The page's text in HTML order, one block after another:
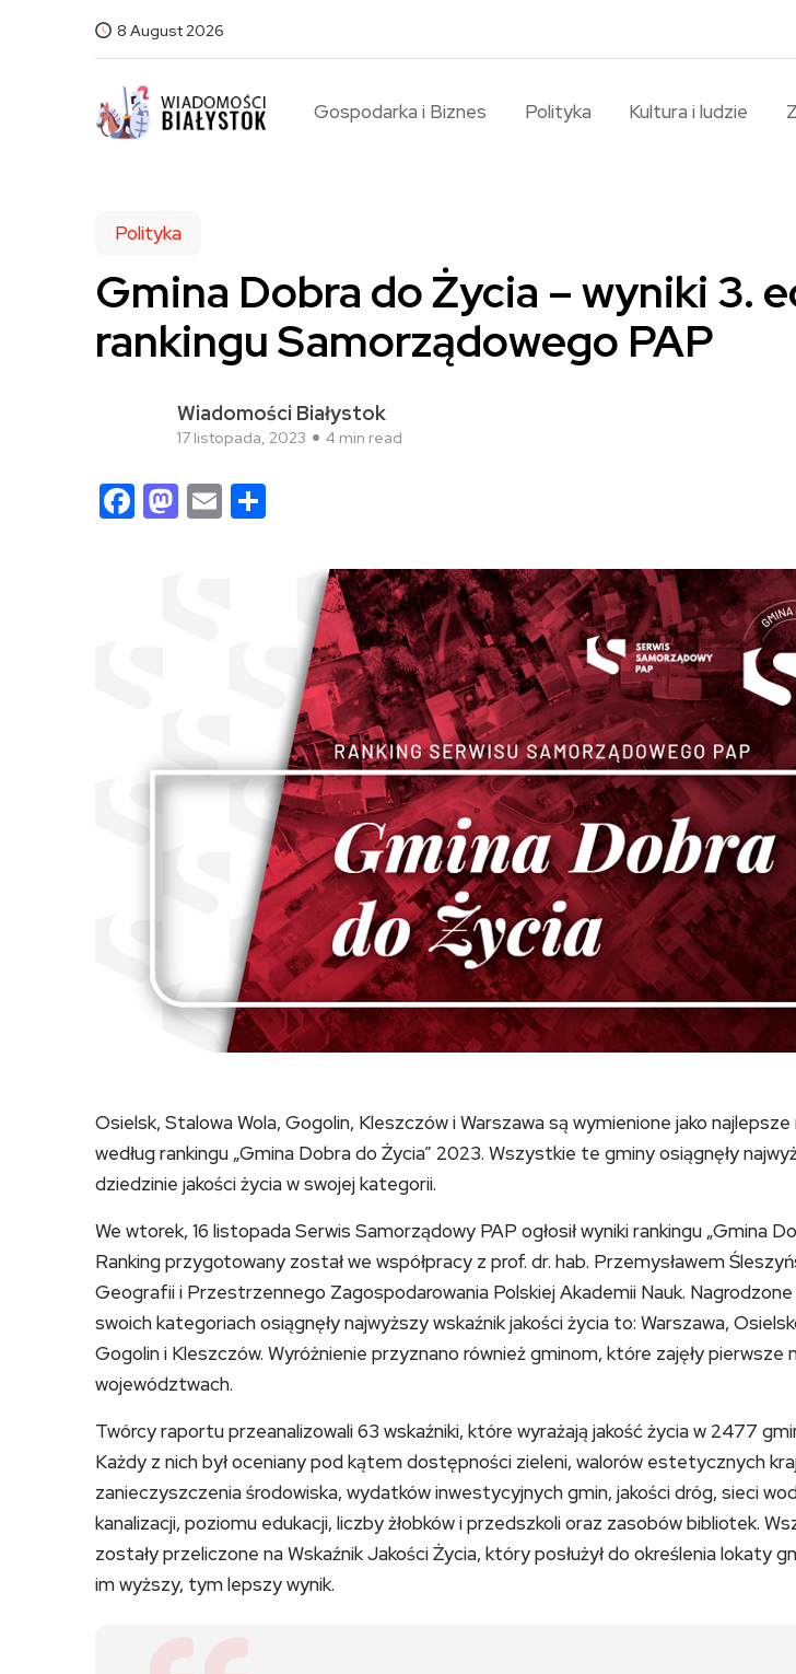
8 August 2026
Gospodarka i Biznes Polityka Kultura i ludzie
Polityka
Gmina Dobra do Życia – wyniki 3.
rankingu Samorządowego PAP
Wiadomości Białystok
17 listopada, 2023 4 min read
Facebook
Mastodon
Email
Osielsk, Stalowa Wola, Gogolin, Kleszczów i Warszawa są wymienione jako
według rankingu „Gmina Dobra do Życia” 2023. Wszystkie te gminy osiągnęły
dziedzinie jakości życia w swojej kategorii.
We wtorek, 16 listopada Serwis Samorządowy PAP ogłosił wyniki rankingu „Gmina
Ranking przygotowany został we współpracy z prof. dr. hab. Przemysławem
Geografii i Przestrzennego Zagospodarowania Polskiej Akademii Nauk.
swoich kategoriach osiągnęły najwyższy wskaźnik jakości życia to: Warszawa,
Gogolin i Kleszczów. Wyróżnienie przyznano również gminom, które zajęły pierwsze
województwach.
Twórcy raportu przeanalizowali 63 wskaźniki, które wyrażają jakość życia w 2477
Każdy z nich był oceniany pod kątem dostępności zieleni, walorów estetycznych
zanieczyszczenia środowiska, wydatków inwestycyjnych gmin, jakości dróg, sieci
kanalizacji, poziomu edukacji, liczby żłobków i przedszkoli oraz zasobów bibliotek.
zostały przeliczone na Wskaźnik Jakości Życia, który posłużył do określenia lokaty
im wyższy, tym lepszy wynik.